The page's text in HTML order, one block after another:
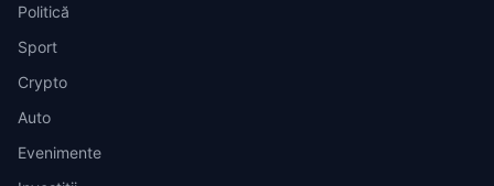
Politică
Sport
Crypto
Auto
Evenimente